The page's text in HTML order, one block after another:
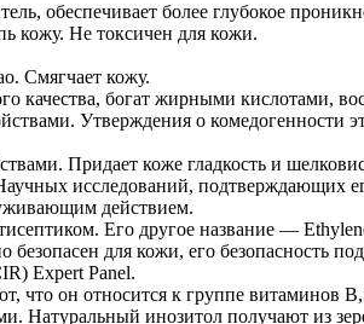
обеспечивает более глубокое
кожу. Не токсичен для кожи.
Смягчает кожу.
качества, богат жирными кислотами,
Утверждения о комедогенности
Придает коже гладкость и
исследований, подтверждающих
действием.
Его другое название —
для кожи, его безопасность
Expert Panel.
он относится к группе витаминов
инозитол получают из